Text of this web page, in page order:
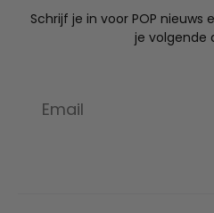
Schrijf je in voor POP nieuws
je volgende